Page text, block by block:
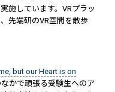
施しています。VRプラッ
先端研のVR空間を散歩
but our Heart is on
かで頑張る受験生へのア